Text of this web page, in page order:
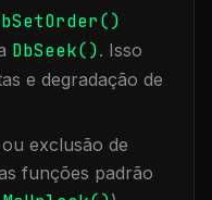
DbSeek(). Isso
e degradação de
exclusão de
funções padrão